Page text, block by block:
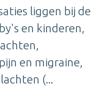
liggen bij de
en kinderen,
en migraine,
(...